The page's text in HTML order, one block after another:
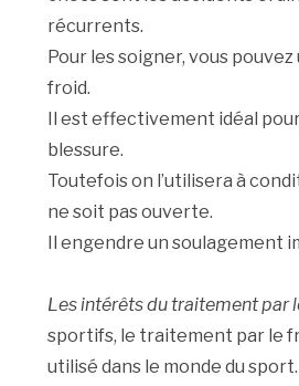
récurrents.
Pour les soigner, vous
froid.
Il est effectivement idéal
blessure.
Toutefois on l’utilisera à
ne soit pas ouverte.
Il engendre un soulagement
Les intérêts du traitement par
sportifs, le traitement par le
utilisé dans le monde du sport.